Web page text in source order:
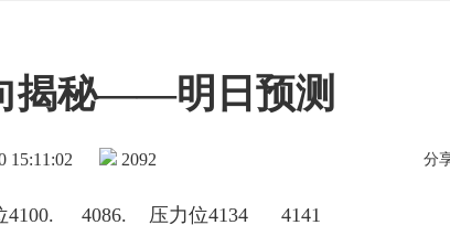
揭秘——明日预测
15:11:02 2092 分
4100. 4086. 压力位4134 4141